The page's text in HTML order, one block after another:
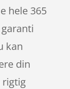
hele 365
kan
din
rigtig